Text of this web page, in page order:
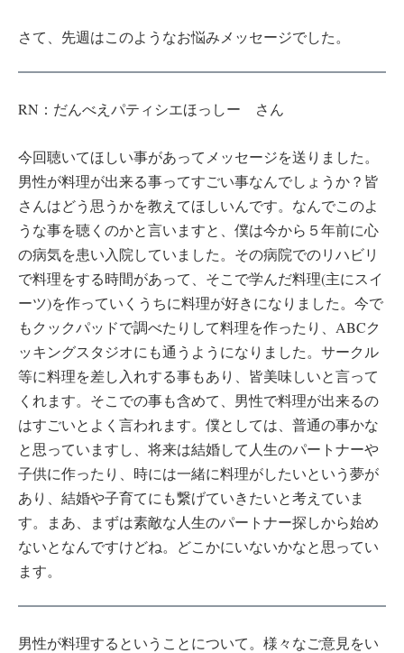
さて、先週はこのようなお悩みメッセージでした。
RN：だんべえパティシエほっしー さん
今回聴いてほしい事があってメッセージを送りました。
男性が料理が出来る事ってすごい事なんでしょうか？皆
さんはどう思うかを教えてほしいんです。なんでこのよ
うな事を聴くのかと言いますと、僕は今から５年前に心
の病気を患い入院していました。その病院でのリハビリ
で料理をする時間があって、そこで学んだ料理(主にスイ
ーツ)を作っていくうちに料理が好きになりました。今で
もクックパッドで調べたりして料理を作ったり、ABCク
ッキングスタジオにも通うようになりました。サークル
等に料理を差し入れする事もあり、皆美味しいと言って
くれます。そこでの事も含めて、男性で料理が出来るの
はすごいとよく言われます。僕としては、普通の事かな
と思っていますし、将来は結婚して人生のパートナーや
子供に作ったり、時には一緒に料理がしたいという夢が
あり、結婚や子育てにも繋げていきたいと考えていま
す。まあ、まずは素敵な人生のパートナー探しから始め
ないとなんですけどね。どこかにいないかなと思ってい
ます。
男性が料理するということについて。様々なご意見をい